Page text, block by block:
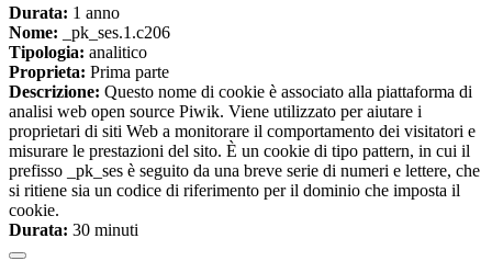
Durata: 1 anno
Nome: _pk_ses.1.c206
Tipologia: analitico
Proprieta: Prima parte
Descrizione: Questo nome di cookie è associato alla piattaforma di
analisi web open source Piwik. Viene utilizzato per aiutare i
proprietari di siti Web a monitorare il comportamento dei visitatori e
misurare le prestazioni del sito. È un cookie di tipo pattern, in cui il
prefisso _pk_ses è seguito da una breve serie di numeri e lettere, che
si ritiene sia un codice di riferimento per il dominio che imposta il
cookie.
Durata: 30 minuti